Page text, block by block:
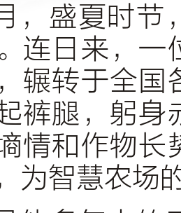
，盛夏时节
连日来，一
辗转于全国
裤腿，躬身
情和作物长
为智慧农场